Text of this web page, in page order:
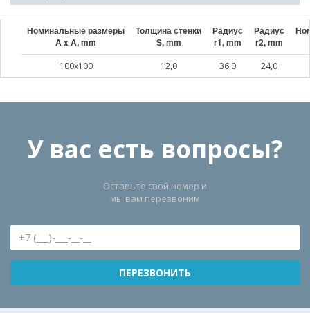
Номинальные размеры
A x A, mm
Толщина стенки
S, mm
Радиус
r1, mm
Радиус
r2, mm
100x100 12,0 36,0 24,0
У вас есть вопросы?
Оставьте свой номер и
мы вам перезвоним